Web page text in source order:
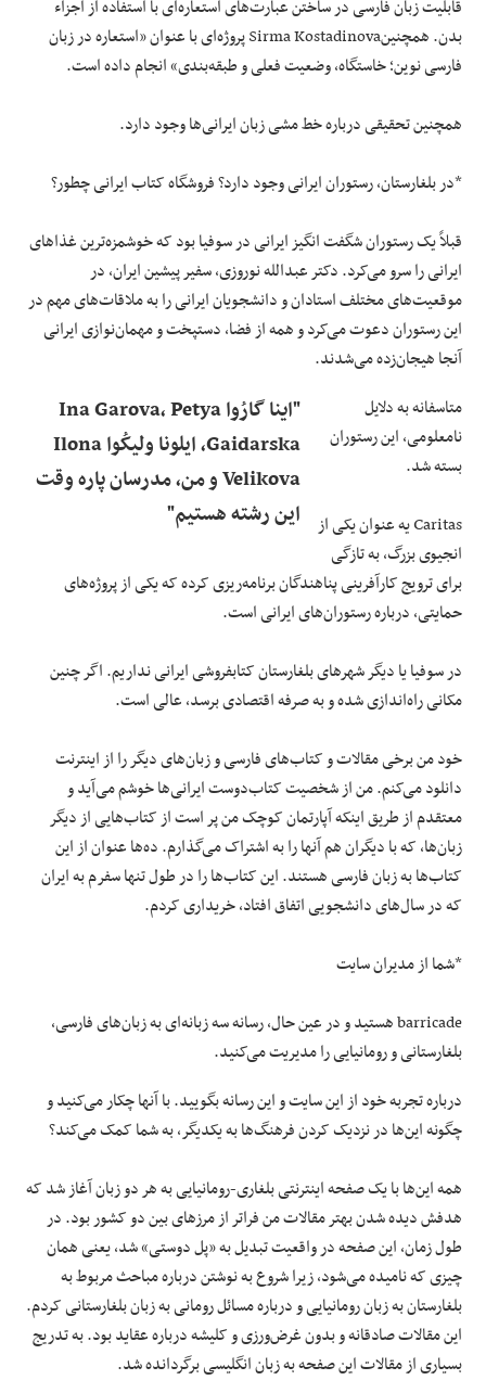
قابلیت زبان فارسی در ساختن عبارت‌های استعاره‌ای با استفاده از اجزاء
بدن. همچنینSirma Kostadinova پروژه‌ای با عنوان «استعاره در زبان
فارسی نوین؛ خاستگاه، وضعیت فعلی و طبقه‌بندی» انجام داده است.
همچنین تحقیقی درباره خط مشی زبان ایرانی‌ها وجود دارد.
*در بلغارستان، رستوران ایرانی وجود دارد؟ فروشگاه کتاب ایرانی چطور؟
قبلاً یک رستوران شگفت انگیز ایرانی در سوفیا بود که خوشمزه‌ترین غذاهای
ایرانی را سرو می‌کرد. دکتر عبدالله نوروزی، سفیر پیشین ایران، در
موقعیت‌های مختلف استادان و دانشجویان ایرانی را به ملاقات‌های مهم در
این رستوران دعوت می‌کرد و همه از فضا، دستپخت و مهمان‌نوازی ایرانی
آنجا هیجان‌زده می‌شدند.
"اینا گارُوا Ina Garova، Petya
Gaidarska، ایلونا ولیکُوا Ilona
Velikova و من، مدرسان پاره وقت
این رشته هستیم"
متاسفانه به دلایل
نامعلومی، این رستوران
بسته شد.
Caritas یه عنوان یکی از
انجیوی بزرگ، به تازگی
برای ترویج کارآفرینی پناهندگان برنامه‌ریزی کرده که یکی از پروژه‌های
حمایتی، درباره رستوران‌های ایرانی است.
در سوفیا یا دیگر شهرهای بلغارستان کتابفروشی ایرانی نداریم. اگر چنین
مکانی راه‌اندازی شده و به صرفه اقتصادی برسد، عالی است.
خود من برخی مقالات و کتاب‌های فارسی و زبان‌های دیگر را از اینترنت
دانلود می‌کنم. من از شخصیت کتاب‌دوست ایرانی‌ها خوشم می‌آید و
معتقدم از طریق اینکه آپارتمان کوچک من پر است از کتاب‌هایی از دیگر
زبان‌ها، که با دیگران هم آنها را به اشتراک می‌گذارم. ده‌ها عنوان از این
کتاب‌ها به زبان فارسی هستند. این کتاب‌ها را در طول تنها سفرم به ایران
که در سال‌های دانشجویی اتفاق افتاد، خریداری کردم.
*شما از مدیران سایت
barricade هستید و در عین حال، رسانه سه زبانه‌ای به زبان‌های فارسی،
بلغارستانی و رومانیایی را مدیریت می‌کنید.
درباره تجربه خود از این سایت و این رسانه بگویید. با آنها چکار می‌کنید و
چگونه این‌ها در نزدیک کردن فرهنگ‌ها به یکدیگر، به شما کمک می‌کند؟
همه این‌ها با یک صفحه اینترنتی بلغاری-رومانیایی به هر دو زبان آغاز شد که
هدفش دیده شدن بهتر مقالات من فراتر از مرزهای بین دو کشور بود. در
طول زمان، این صفحه در واقعیت تبدیل به «پل دوستی» شد، یعنی همان
چیزی که نامیده می‌شود، زیرا شروع به نوشتن درباره مباحث مربوط به
بلغارستان به زبان رومانیایی و درباره مسائل رومانی به زبان بلغارستانی کردم.
این مقالات صادقانه و بدون غرض‌ورزی و کلیشه درباره عقاید بود. به تدریج
بسیاری از مقالات این صفحه به زبان انگلیسی برگردانده شد.